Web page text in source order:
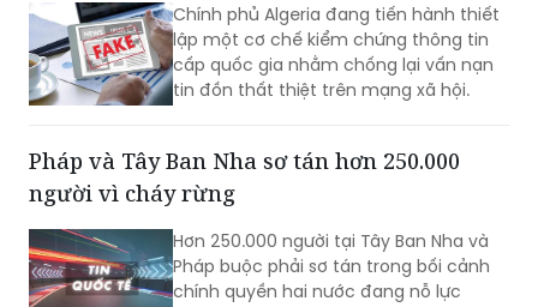
Chính phủ Algeria đang tiến hành thiết
lập một cơ chế kiểm chứng thông tin
cấp quốc gia nhằm chống lại vấn nạn
tin đồn thất thiệt trên mạng xã hội.
Pháp và Tây Ban Nha sơ tán hơn 250.000
người vì cháy rừng
Hơn 250.000 người tại Tây Ban Nha và
Pháp buộc phải sơ tán trong bối cảnh
chính quyền hai nước đang nỗ lực